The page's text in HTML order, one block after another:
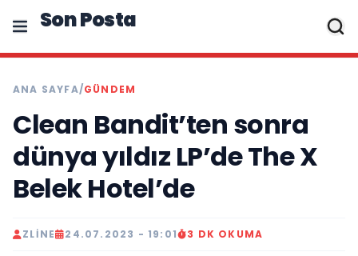
Son Posta
ANA SAYFA/GÜNDEM
Clean Bandit’ten sonra
dünya yıldız LP’de The X
Belek Hotel’de
ZLINE 24.07.2023 - 19:01 3 DK OKUMA